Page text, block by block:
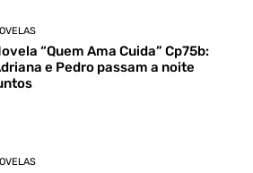
“Quem Ama Cuida” Cp75b:
e Pedro passam a noite